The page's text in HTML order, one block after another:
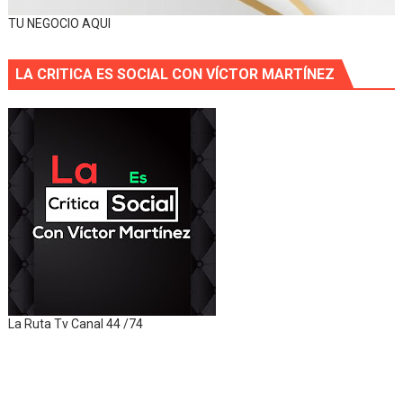
TU NEGOCIO AQUI
LA CRITICA ES SOCIAL CON VÍCTOR MARTÍNEZ
La Ruta Tv Canal 44 /74